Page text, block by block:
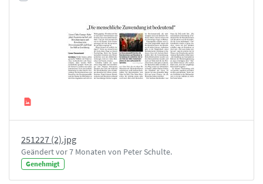
251227 (2).jpg
Geändert vor 7 Monaten von Peter Schulte.
Genehmigt